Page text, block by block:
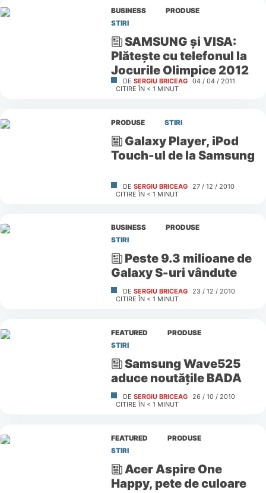
BUSINESS
PRODUSE
STIRI
SAMSUNG şi VISA:
Plăteşte cu telefonul la
Jocurile Olimpice 2012
DE SERGIU BRICEAG 04 / 04 / 2011
CITIRE ÎN < 1 MINUT
PRODUSE STIRI
Galaxy Player, iPod
Touch-ul de la Samsung
DE SERGIU BRICEAG
27 / 12 / 2010
CITIRE ÎN < 1 MINUT
BUSINESS
PRODUSE
STIRI
Peste 9.3 milioane de
Galaxy S-uri vândute
DE SERGIU BRICEAG 23 / 12 / 2010
CITIRE ÎN < 1 MINUT
FEATURED
PRODUSE
STIRI
Samsung Wave525
aduce noutăţile BADA
DE SERGIU BRICEAG 26 / 10 / 2010
CITIRE ÎN < 1 MINUT
FEATURED
PRODUSE
STIRI
Acer Aspire One
Happy, pete de culoare